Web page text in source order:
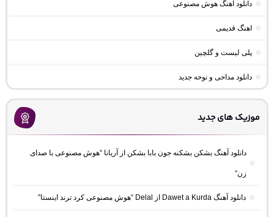
دانلود آهنگ هوش مصنوعی
اهنگ قدیمی
پلی لیست و گلچین
دانلود مداحی و نوحه جدید
موزیک های جدید
دانلود آهنگ بشکن بشکنه جون بابا بشکن از آریانا “هوش مصنوعی با صدای
زن”
دانلود آهنگ Dawet a Kurda از Delal “هوش مصنوعی کرد ترند اینستا”